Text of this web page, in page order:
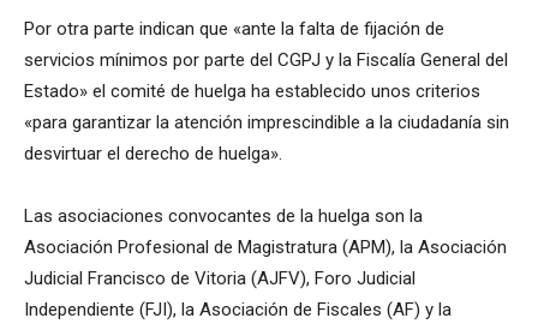
Por otra parte indican que «ante la falta de fijación de
servicios mínimos por parte del CGPJ y la Fiscalía General del
Estado» el comité de huelga ha establecido unos criterios
«para garantizar la atención imprescindible a la ciudadanía sin
desvirtuar el derecho de huelga».
Las asociaciones convocantes de la huelga son la
Asociación Profesional de Magistratura (APM), la Asociación
Judicial Francisco de Vitoria (AJFV), Foro Judicial
Independiente (FJI), la Asociación de Fiscales (AF) y la